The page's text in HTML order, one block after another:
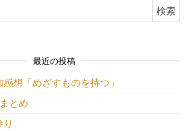
最近の投稿
想「めざすものを持つ」
とめ